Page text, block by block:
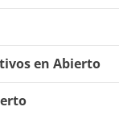
en Abierto